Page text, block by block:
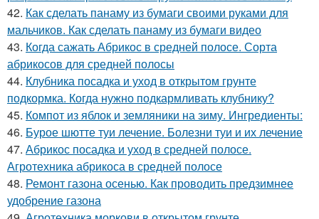
42. Как сделать панаму из бумаги своими руками для
мальчиков. Как сделать панаму из бумаги видео
43. Когда сажать Абрикос в средней полосе. Сорта
абрикосов для средней полосы
44. Клубника посадка и уход в открытом грунте
подкормка. Когда нужно подкармливать клубнику?
45. Компот из яблок и земляники на зиму. Ингредиенты:
46. Бурое шютте туи лечение. Болезни туи и их лечение
47. Абрикос посадка и уход в средней полосе.
Агротехника абрикоса в средней полосе
48. Ремонт газона осенью. Как проводить предзимнее
удобрение газона